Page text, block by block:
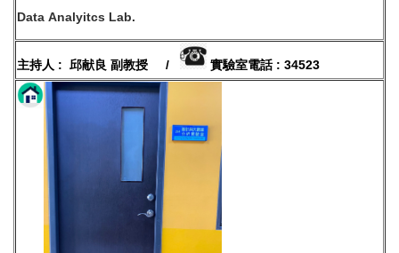
Data Analyitcs Lab.
主持人 : 邱献良 副教授 / 實驗室電話 : 34523